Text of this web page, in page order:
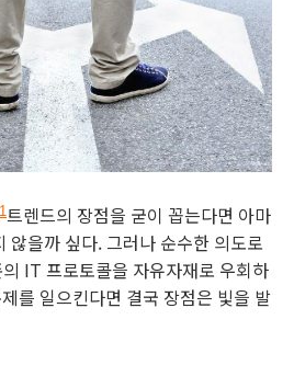
1 트렌드의 장점을 굳이 꼽는다면 아마
않을까 싶다. 그러나 순수한 의도로
IT 프로토콜을 자유자재로 우회하
를 일으킨다면 결국 장점은 빛을 발